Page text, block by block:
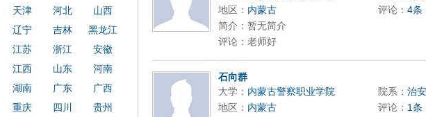
地区： 内蒙古 评论： 4条
简介：暂无简介
评论：老师好
石向群
大学： 内蒙古警察职业学院 院系： 治安
地区： 内蒙古 评论： 1条
天津 河北
山西
辽宁 吉林
黑龙江
江苏 浙江
安徽
江西 山东
河南
湖南 广东
广西
重庆 四川
贵州